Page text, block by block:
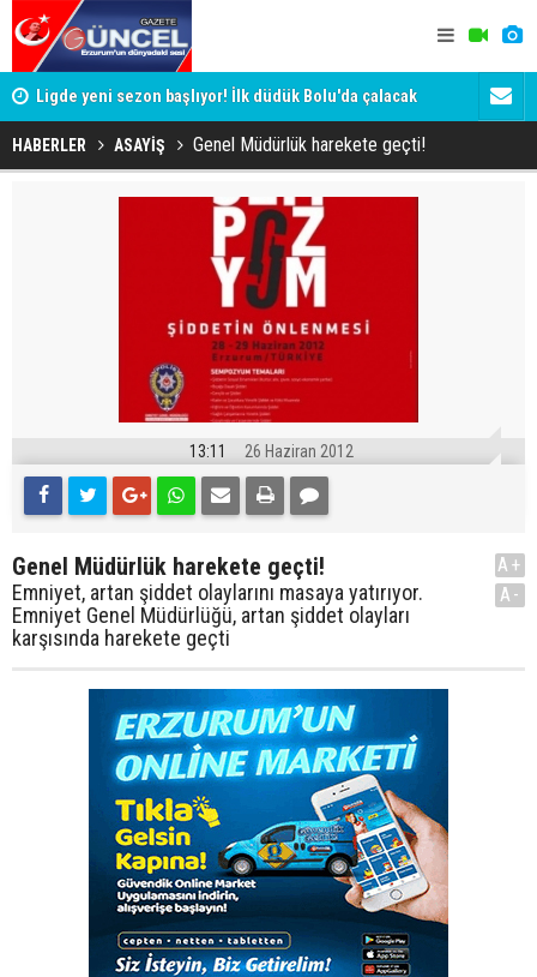
Ligde yeni sezon başlıyor! İlk düdük Bolu'da çalacak Eski Vali
HABERLER ASAYİŞ Genel Müdürlük harekete geçti!
13:11 26 Haziran 2012
Genel Müdürlük harekete geçti!
Emniyet, artan şiddet olaylarını masaya yatırıyor.
Emniyet Genel Müdürlüğü, artan şiddet olayları
karşısında harekete geçti
A+
A-